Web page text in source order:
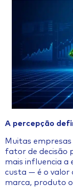
A percepção
Muitas
fator de decisão
mais influencia a
custa — é o valor
marca, produto